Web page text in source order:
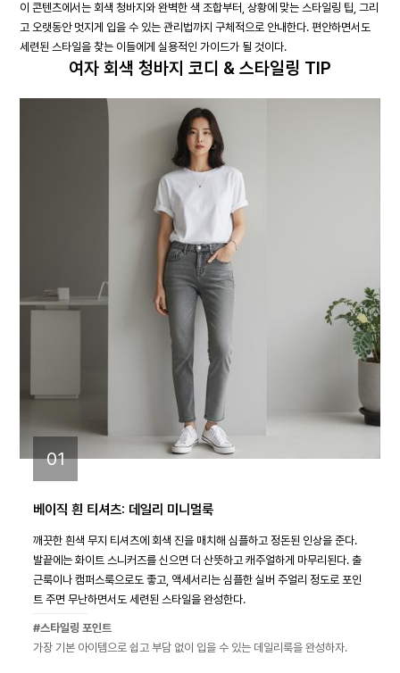
이 콘텐츠에서는 회색 청바지와 완벽한 색 조합부터, 상황에 맞는 스타일링 팁, 그리
고 오랫동안 멋지게 입을 수 있는 관리법까지 구체적으로 안내한다. 편안하면서도
세련된 스타일을 찾는 이들에게 실용적인 가이드가 될 것이다.
여자 회색 청바지 코디 & 스타일링 TIP
01
베이직 흰 티셔츠: 데일리 미니멀룩
깨끗한 흰색 무지 티셔츠에 회색 진을 매치해 심플하고 정돈된 인상을 준다.
발끝에는 화이트 스니커즈를 신으면 더 산뜻하고 캐주얼하게 마무리된다. 출
근룩이나 캠퍼스룩으로도 좋고, 액세서리는 심플한 실버 주얼리 정도로 포인
트 주면 무난하면서도 세련된 스타일을 완성한다.
#스타일링 포인트
가장 기본 아이템으로 쉽고 부담 없이 입을 수 있는 데일리룩을 완성하자.